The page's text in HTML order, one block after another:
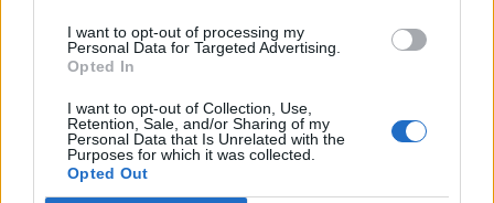
I want to opt-out of processing my
Personal Data for Targeted Advertising.
Opted In
I want to opt-out of Collection, Use,
Retention, Sale, and/or Sharing of my
Personal Data that Is Unrelated with the
Purposes for which it was collected.
Opted Out
Wo sind die Helden von Dracania . Meldet euch Orkus
wartet .
iSoluti0n3
Foren-Grünschnabel